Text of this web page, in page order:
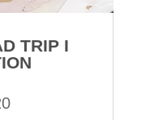
TRIP I